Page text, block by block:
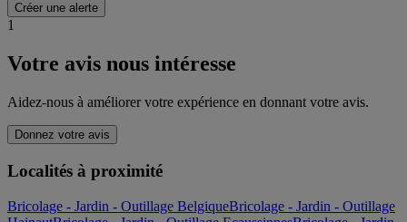
Créer une alerte
1
Votre avis nous intéresse
Aidez-nous à améliorer votre expérience en donnant votre avis.
Donnez votre avis
Localités à proximité
Bricolage - Jardin - Outillage BelgiqueBricolage - Jardin - Outillage